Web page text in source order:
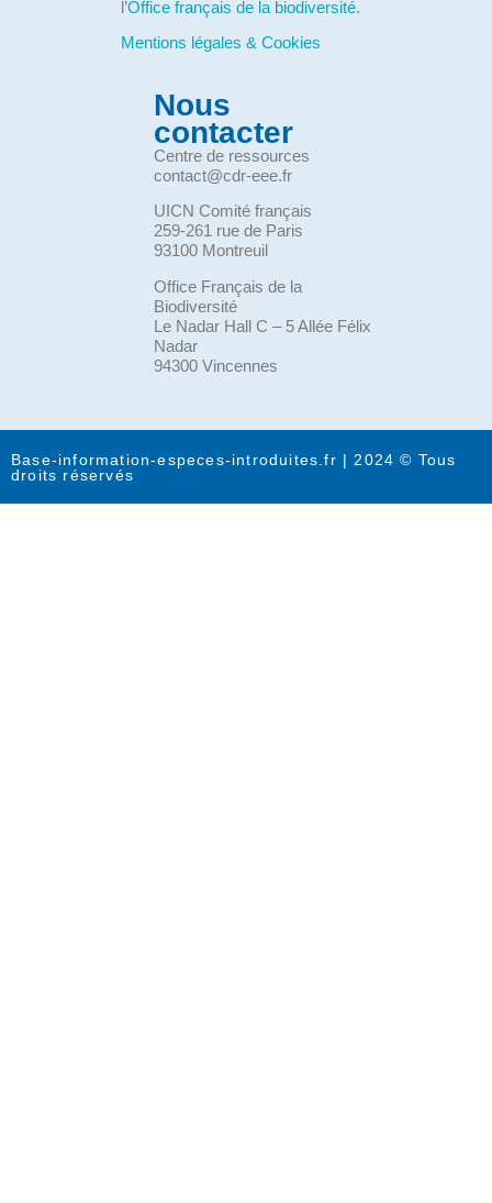
l’Office français de la biodiversité.
Mentions légales & Cookies
Nous
contacter
Centre de ressources
contact@cdr-eee.fr
UICN Comité français
259-261 rue de Paris
93100 Montreuil
Office Français de la
Biodiversité
Le Nadar Hall C – 5 Allée Félix
Nadar
94300 Vincennes
Base-information-especes-introduites.fr | 2024 © Tous
droits réservés